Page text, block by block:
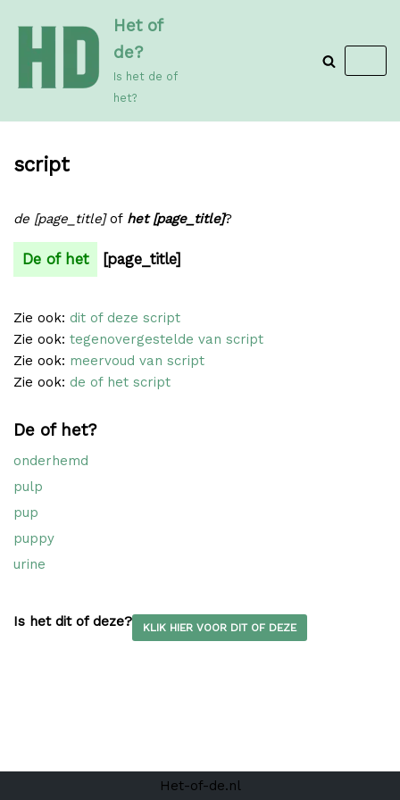
de
inhoud
Het of
de?
Is het de of
het?
script
de [page_title]of het [page_title]?
De of het [page_title]
Zie ook: dit of deze script
Zie ook: tegenovergestelde van script
Zie ook: meervoud van script
Zie ook: de of het script
De of het?
onderhemd
pulp
pup
puppy
urine
Is het dit of deze? KLIK HIER VOOR DIT OF DEZE
Het-of-de.nl